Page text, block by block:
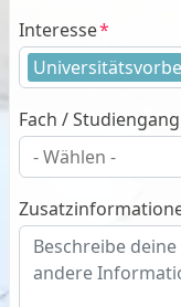
Interesse
Fach / Studiengang